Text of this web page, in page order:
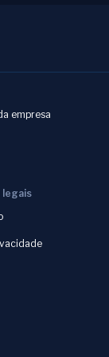
empresa
legais